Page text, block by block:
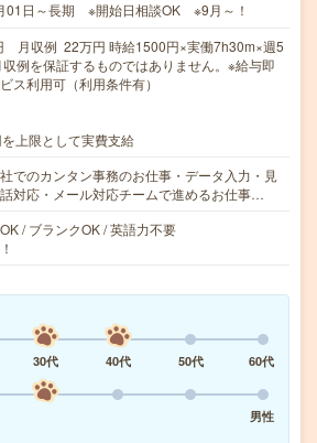
01日～長期 ※開始日相談OK ※9月～！
月収例 22万円 時給1500円×実働7h30m×週5
例を保証するものではありません。※給与即
ス利用可（利用条件有）
上限として実費支給
でのカンタン事務のお仕事・データ入力・見
対応・メール対応チームで進めるお仕事…
/ ブランクOK / 英語力不要
30代 40代 50代
60代
男性